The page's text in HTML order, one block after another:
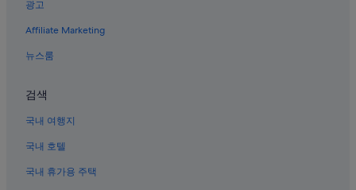
광고
Affiliate Marketing
뉴스룸
검색
국내 여행지
국내 호텔
국내 휴가용 주택